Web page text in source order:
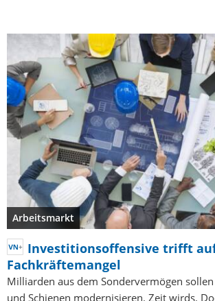
Arbeitsmarkt
Investitionsoffensive trifft
Fachkräftemangel
Milliarden aus dem Sondervermögen
und Schienen modernisieren. Zeit wirds.